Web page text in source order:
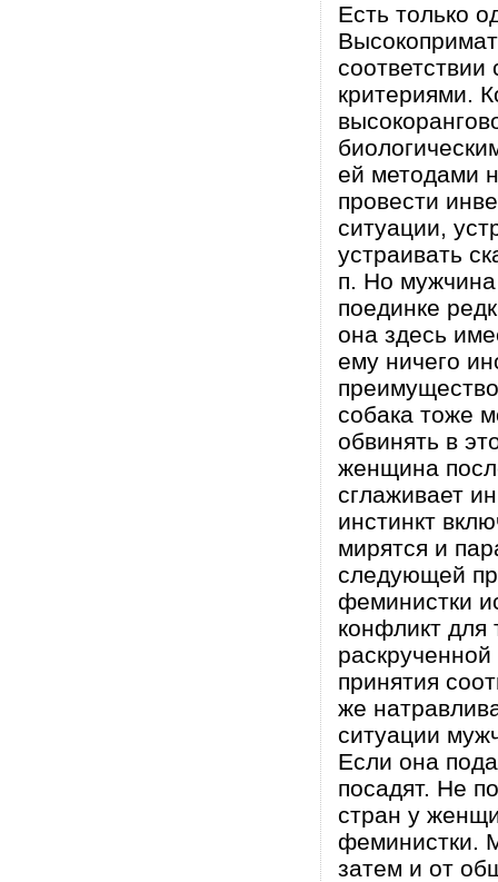
Есть только
критериями.
ей методами
провести
ситуации,
устраивать
п. Но мужчина
поединке
она здесь
ему ничего
собака тоже
обвинять в
женщина
сглаживает
инстинкт
мирятся и
следующей
феминистки
конфликт для
принятия
же
ситуации
Если она
посадят. Не
стран у
феминистки.
затем и от